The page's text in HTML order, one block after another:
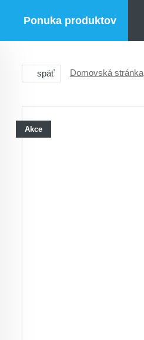
Ponuka produktov
späť Domovská stránka
Akce